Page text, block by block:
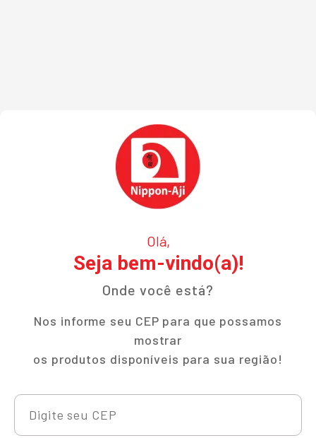
Olá,
Seja bem-vindo(a)!
Onde você está?
Nos informe seu CEP para que possamos
mostrar
os produtos disponíveis para sua região!